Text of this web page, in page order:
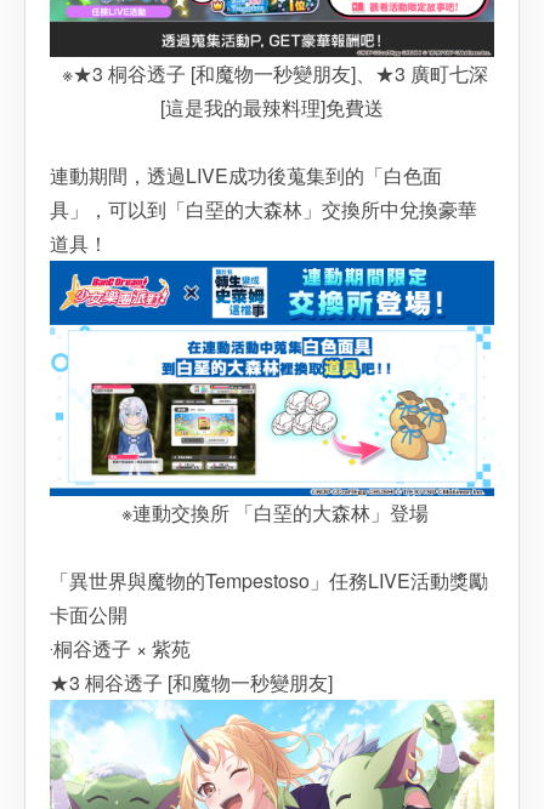
※★3 桐谷透子 [和魔物一秒變朋友]、★3 廣町七深
[這是我的最辣料理]免費送
連動期間，透過LIVE成功後蒐集到的「白色面
具」，可以到「白堊的大森林」交換所中兌換豪華
道具！
※連動交換所 「白堊的大森林」登場
「異世界與魔物的Tempestoso」任務LIVE活動獎勵
卡面公開
‧桐谷透子 × 紫苑
★3 桐谷透子 [和魔物一秒變朋友]